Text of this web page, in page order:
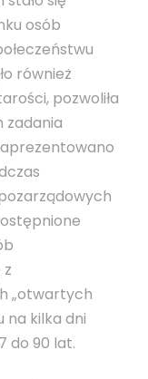
osób
również
pozwoliła
zadania
„otwartych
na kilka dni
do 90 lat.